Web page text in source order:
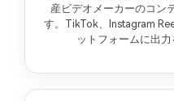
産ビデオメーカーのコン
す。TikTok、Instagram
ットフォームに出力